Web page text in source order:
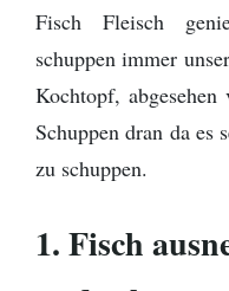
Fisch Fleisch
schuppen immer
Kochtopf,
Schuppen dran da es
zu schuppen.
1. Fisch